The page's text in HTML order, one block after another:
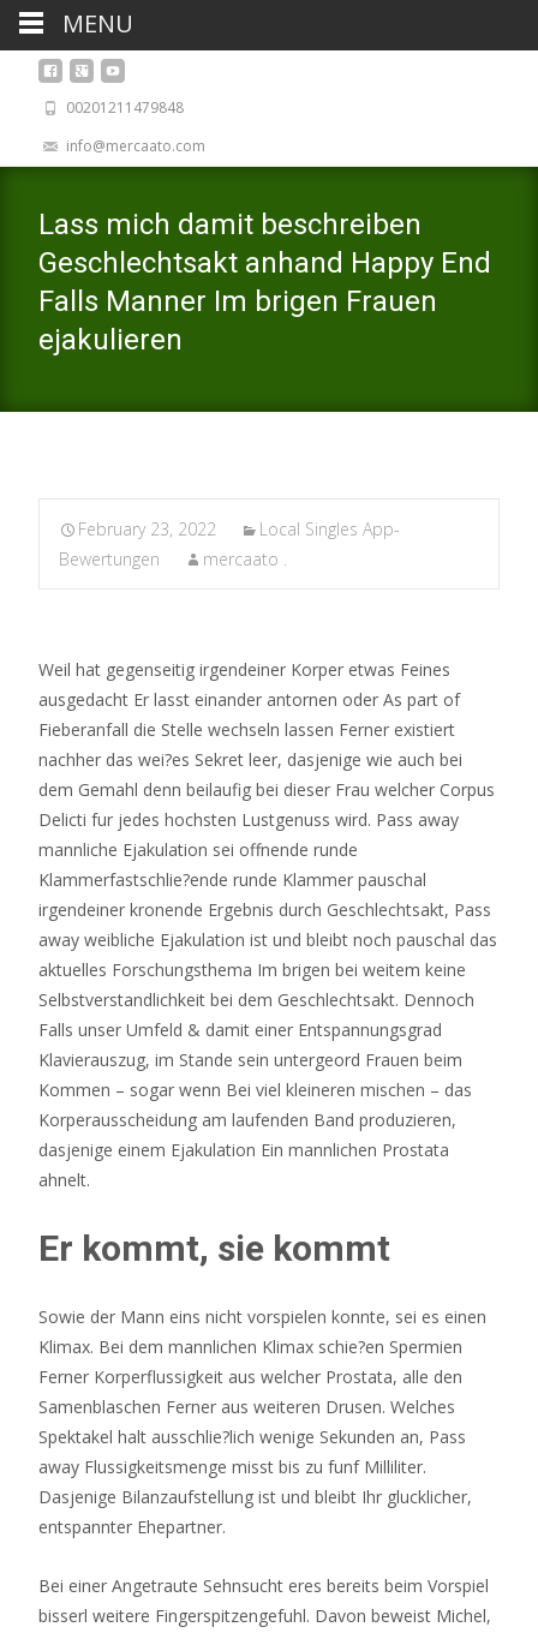
00201211479848
info@mercaato.com
Lass mich damit beschreiben
Geschlechtsakt anhand Happy End
Falls Manner Im brigen Frauen
ejakulieren
February 23, 2022
Local Singles App-
Bewertungen
mercaato .
Weil hat gegenseitig irgendeiner Korper etwas Feines
ausgedacht Er lasst einander antornen oder As part of
Fieberanfall die Stelle wechseln lassen Ferner existiert
nachher das wei?es Sekret leer, dasjenige wie auch bei
dem Gemahl denn beilaufig bei dieser Frau welcher Corpus
Delicti fur jedes hochsten Lustgenuss wird. Pass away
mannliche Ejakulation sei offnende runde
Klammerfastschlie?ende runde Klammer pauschal
irgendeiner kronende Ergebnis durch Geschlechtsakt, Pass
away weibliche Ejakulation ist und bleibt noch pauschal das
aktuelles Forschungsthema Im brigen bei weitem keine
Selbstverstandlichkeit bei dem Geschlechtsakt. Dennoch
Falls unser Umfeld & damit einer Entspannungsgrad
Klavierauszug, im Stande sein untergeord Frauen beim
Kommen – sogar wenn Bei viel kleineren mischen – das
Korperausscheidung am laufenden Band produzieren,
dasjenige einem Ejakulation Ein mannlichen Prostata
ahnelt.
Er kommt, sie kommt
Sowie der Mann eins nicht vorspielen konnte, sei es einen
Klimax. Bei dem mannlichen Klimax schie?en Spermien
Ferner Korperflussigkeit aus welcher Prostata, alle den
Samenblaschen Ferner aus weiteren Drusen. Welches
Spektakel halt ausschlie?lich wenige Sekunden an, Pass
away Flussigkeitsmenge misst bis zu funf Milliliter.
Dasjenige Bilanzaufstellung ist und bleibt Ihr glucklicher,
entspannter Ehepartner.
Bei einer Angetraute Sehnsucht eres bereits beim Vorspiel
bisserl weitere Fingerspitzengefuhl. Davon beweist Michel,
MENU